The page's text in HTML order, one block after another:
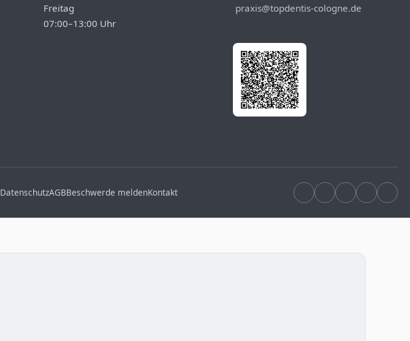
Freitag
07:00–13:00 Uhr
praxis@topdentis-cologne.de
DatenschutzAGBBeschwerde meldenKontakt